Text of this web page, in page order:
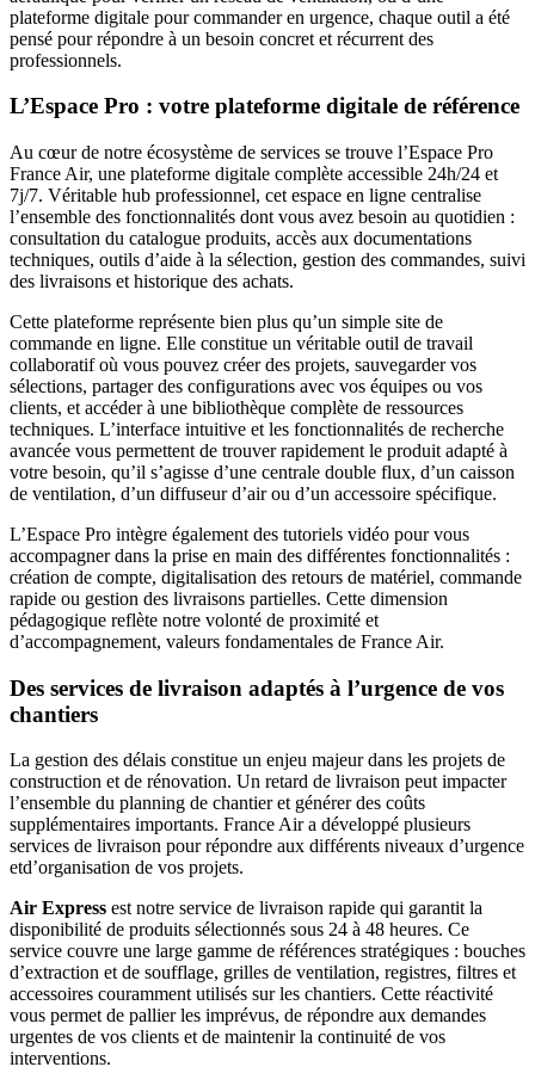
plateforme digitale pour commander en urgence, chaque outil a été
pensé pour répondre à un besoin concret et récurrent des
professionnels.
L’Espace Pro : votre plateforme digitale de référence
Au cœur de notre écosystème de services se trouve l’Espace Pro
France Air, une plateforme digitale complète accessible 24h/24 et
7j/7. Véritable hub professionnel, cet espace en ligne centralise
l’ensemble des fonctionnalités dont vous avez besoin au quotidien :
consultation du catalogue produits, accès aux documentations
techniques, outils d’aide à la sélection, gestion des commandes, suivi
des livraisons et historique des achats.
Cette plateforme représente bien plus qu’un simple site de
commande en ligne. Elle constitue un véritable outil de travail
collaboratif où vous pouvez créer des projets, sauvegarder vos
sélections, partager des configurations avec vos équipes ou vos
clients, et accéder à une bibliothèque complète de ressources
techniques. L’interface intuitive et les fonctionnalités de recherche
avancée vous permettent de trouver rapidement le produit adapté à
votre besoin, qu’il s’agisse d’une centrale double flux, d’un caisson
de ventilation, d’un diffuseur d’air ou d’un accessoire spécifique.
L’Espace Pro intègre également des tutoriels vidéo pour vous
accompagner dans la prise en main des différentes fonctionnalités :
création de compte, digitalisation des retours de matériel, commande
rapide ou gestion des livraisons partielles. Cette dimension
pédagogique reflète notre volonté de proximité et
d’accompagnement, valeurs fondamentales de France Air.
Des services de livraison adaptés à l’urgence de vos
chantiers
La gestion des délais constitue un enjeu majeur dans les projets de
construction et de rénovation. Un retard de livraison peut impacter
l’ensemble du planning de chantier et générer des coûts
supplémentaires importants. France Air a développé plusieurs
services de livraison pour répondre aux différents niveaux d’urgence
etd’organisation de vos projets.
Air Express est notre service de livraison rapide qui garantit la
disponibilité de produits sélectionnés sous 24 à 48 heures. Ce
service couvre une large gamme de références stratégiques : bouches
d’extraction et de soufflage, grilles de ventilation, registres, filtres et
accessoires couramment utilisés sur les chantiers. Cette réactivité
vous permet de pallier les imprévus, de répondre aux demandes
urgentes de vos clients et de maintenir la continuité de vos
interventions.